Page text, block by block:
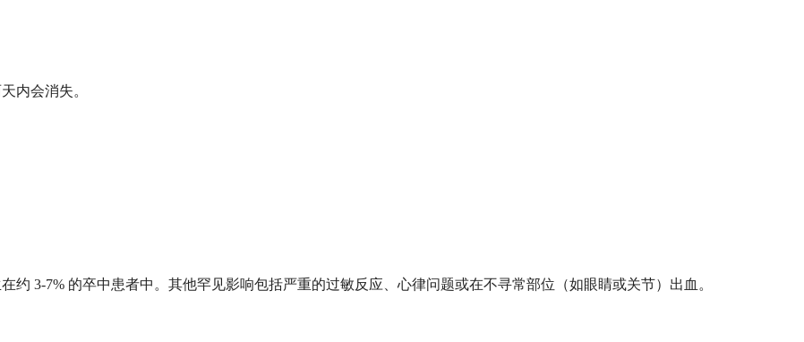
内会消失。
3-7% 的卒中患者中。其他罕见影响包括严重的过敏反应、心律问题或在不寻常部位（如眼睛或关节）出血。